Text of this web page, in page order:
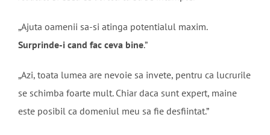
„Ajuta oamenii sa-si atinga potentialul maxim.
Surprinde-i cand fac ceva bine.”
„Azi, toata lumea are nevoie sa invete, pentru ca lucrurile
se schimba foarte mult. Chiar daca sunt expert, maine
este posibil ca domeniul meu sa fie desfiintat.”